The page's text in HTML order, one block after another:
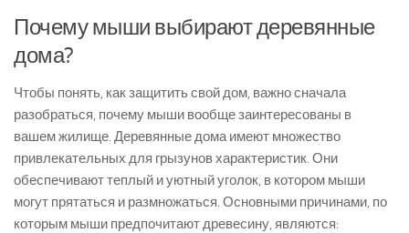
Почему мыши выбирают деревянные
дома?
Чтобы понять, как защитить свой дом, важно сначала
разобраться, почему мыши вообще заинтересованы в
вашем жилище. Деревянные дома имеют множество
привлекательных для грызунов характеристик. Они
обеспечивают теплый и уютный уголок, в котором мыши
могут прятаться и размножаться. Основными причинами, по
которым мыши предпочитают древесину, являются: